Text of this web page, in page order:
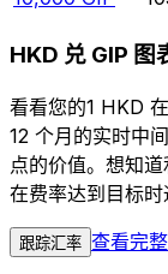
HKD 兑 GIP 图
看看您的1 HKD
12 个月的实时中
点的价值。想知
在费率达到目标时
跟踪汇率 查看完